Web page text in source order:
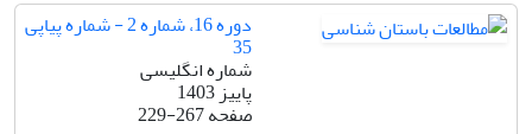
دوره 16، شماره 2 - شماره پیاپی
35
شماره انگلیسی
پاییز 1403
صفحه229-267